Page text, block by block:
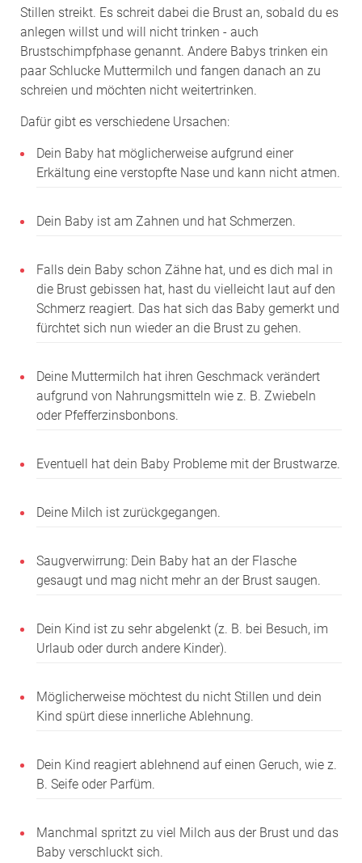
Stillen streikt. Es schreit dabei die Brust an, sobald du es
anlegen willst und will nicht trinken - auch
Brustschimpfphase genannt. Andere Babys trinken ein
paar Schlucke Muttermilch und fangen danach an zu
schreien und möchten nicht weitertrinken.
Dafür gibt es verschiedene Ursachen:
Dein Baby hat möglicherweise aufgrund einer
Erkältung eine verstopfte Nase und kann nicht atmen.
Dein Baby ist am Zahnen und hat Schmerzen.
Falls dein Baby schon Zähne hat, und es dich mal in
die Brust gebissen hat, hast du vielleicht laut auf den
Schmerz reagiert. Das hat sich das Baby gemerkt und
fürchtet sich nun wieder an die Brust zu gehen.
Deine Muttermilch hat ihren Geschmack verändert
aufgrund von Nahrungsmitteln wie z. B. Zwiebeln
oder Pfefferzinsbonbons.
Eventuell hat dein Baby Probleme mit der Brustwarze.
Deine Milch ist zurückgegangen.
Saugverwirrung: Dein Baby hat an der Flasche
gesaugt und mag nicht mehr an der Brust saugen.
Dein Kind ist zu sehr abgelenkt (z. B. bei Besuch, im
Urlaub oder durch andere Kinder).
Möglicherweise möchtest du nicht Stillen und dein
Kind spürt diese innerliche Ablehnung.
Dein Kind reagiert ablehnend auf einen Geruch, wie z.
B. Seife oder Parfüm.
Manchmal spritzt zu viel Milch aus der Brust und das
Baby verschluckt sich.